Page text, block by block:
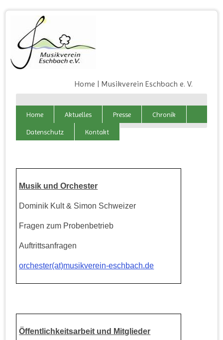
Home | Musikverein Eschbach e. V.
Home Aktuelles Presse Chronik
Datenschutz Kontakt
Musik und Orchester
Dominik Kult & Simon Schweizer
Fragen zum Probenbetrieb
Auftrittsanfragen
orchester(at)musikverein-eschbach.de
Öffentlichkeitsarbeit und Mitglieder